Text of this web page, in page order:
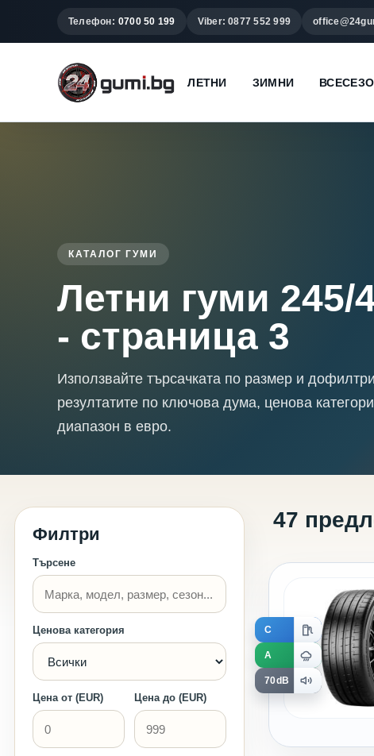
Телефон: 0700 50 199 Viber: 0877 552 999
ЛЕТНИ ЗИМНИ
КАТАЛОГ ГУМИ
Летни гуми 245/
- страница 3
Използвайте търсачката по размер и
резултатите по ключова дума, ценова
диапазон в евро.
Филтри
Търсене
Ценова категория
Цена от (EUR) Цена до (EUR)
47
C
A
70dB